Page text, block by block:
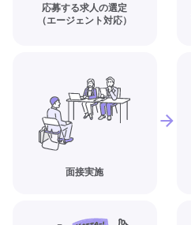
応募する求人の選定
（エージェント対応）
面接実施